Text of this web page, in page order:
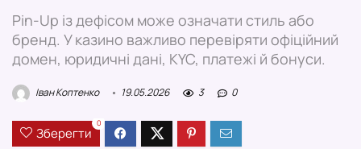
Pin-Up із дефісом може означати стиль або
бренд. У казино важливо перевіряти офіційний
домен, юридичні дані, KYC, платежі й бонуси.
Іван Коптенко 19.05.2026 3 0
Зберегти
0